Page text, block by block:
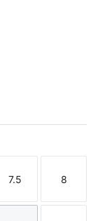
Snow
Taille
7.5
Taille
8